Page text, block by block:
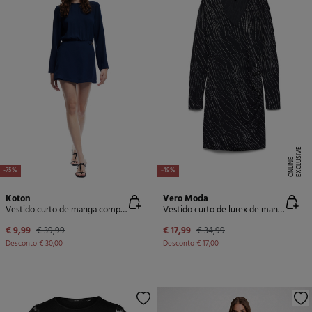
-75%
Koton
Vestido curto de manga comprida
€ 9,99 € 39,99
Desconto€ 30,00
-49% E
X
C
L
U
SI
V
E
O
N
LI
N
E
Vero Moda
Vestido curto de lurex de manga
€ 17,99 € 34,99
Desconto€ 17,00